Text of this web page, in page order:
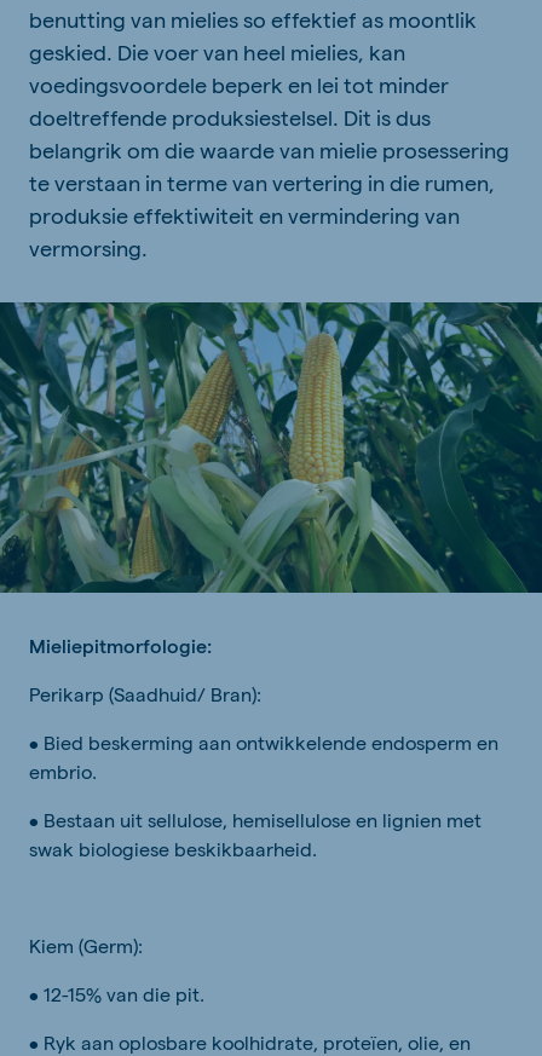
benutting van mielies so effektief as moontlik
geskied. Die voer van heel mielies, kan
voedingsvoordele beperk en lei tot minder
doeltreffende produksiestelsel. Dit is dus
belangrik om die waarde van mielie prosessering
te verstaan in terme van vertering in die rumen,
produksie effektiwiteit en vermindering van
vermorsing.
Mieliepitmorfologie:
Perikarp (Saadhuid/ Bran):
• Bied beskerming aan ontwikkelende endosperm en
embrio.
• Bestaan uit sellulose, hemisellulose en lignien met
swak biologiese beskikbaarheid.
Kiem (Germ):
• 12-15% van die pit.
• Ryk aan oplosbare koolhidrate, proteïen, olie, en